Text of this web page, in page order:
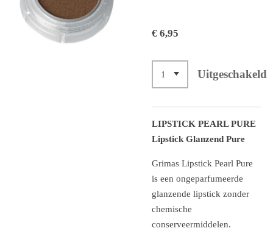
€ 6,95
Uitgeschakeld
LIPSTICK PEARL PURE
Lipstick Glanzend Pure
Grimas Lipstick Pearl Pure
is een ongeparfumeerde
glanzende lipstick zonder
chemische
conserveermiddelen.